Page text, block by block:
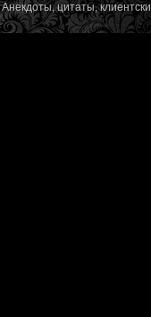
Анекдоты, цитаты,